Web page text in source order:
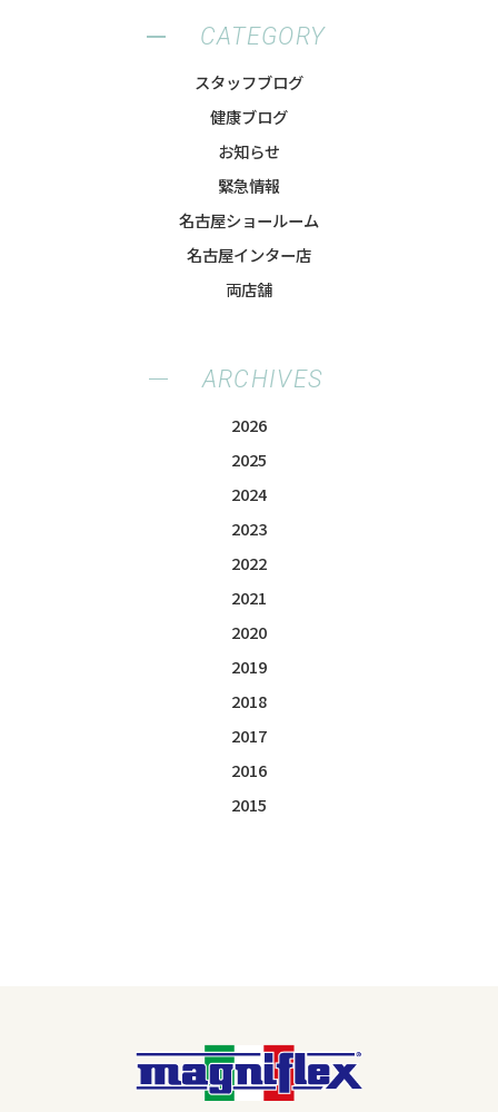
CATEGORY
スタッフブログ
健康ブログ
お知らせ
緊急情報
名古屋ショールーム
名古屋インター店
両店舗
ARCHIVES
2026
2025
2024
2023
2022
2021
2020
2019
2018
2017
2016
2015